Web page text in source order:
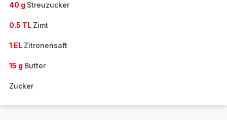
40 g Streuzucker
0.5 TL Zimt
1 EL Zitronensaft
15 g Butter
Zucker